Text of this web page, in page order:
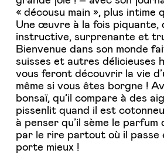
« décousu main », plus intime
Une œuvre à la fois piquante,
instructive, surprenante et
Bienvenue dans son monde
suisses et autres délicieuses
vous feront découvrir la vie
même si vous êtes borgne !
bonsaï, qu’il compare à des
pissenlit quand il est
à penser qu’il sème le parfum
par le rire partout où il passe
porte mieux !